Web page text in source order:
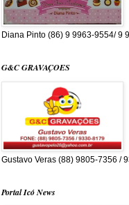
Diana Pinto (86) 9 9963-9554/ 9
G&C GRAVAÇOES
Gustavo Veras (88) 9805-7356 /
Portal Icó News